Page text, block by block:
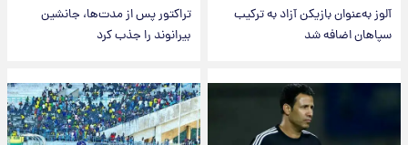
آلوز به‌عنوان بازیکن آزاد به ترکیب
سپاهان اضافه شد
تراکتور پس از مدت‌ها، جانشین
بیرانوند را جذب کرد